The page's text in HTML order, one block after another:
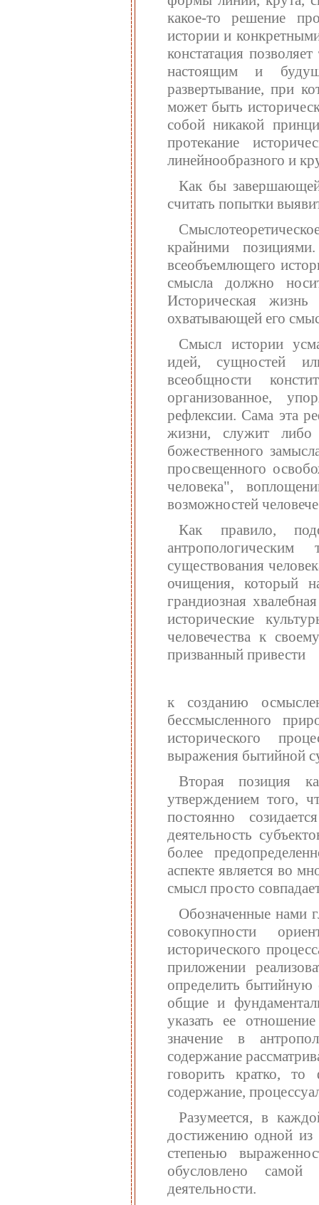
какое-то решение
истории и
констатация
настоящим и
развертывание, при
может быть
собой никакой
протекание
линейнообразного и
Как бы
считать попытки
крайними
всеобъемлющего
смысла должно
Историческая
охватывающей его
Смысл истории
идей, сущностей
всеобщности
организованное,
рефлексии. Сама эта
жизни, служит либо
божественного
просвещенного
человека",
возможностей
Как правило,
антропологическим
существования
очищения, который
грандиозная
исторические
человечества к
призванный привести
к созданию
бессмысленного
исторического
выражения бытийной
Вторая позиция
утверждением того,
постоянно
деятельность
более
аспекте является во
смысл просто
Обозначенные нами
совокупности
исторического
приложении
определить бытийную
общие и
указать ее
значение в
содержание
говорить кратко, то
содержание,
Разумеется, в
достижению одной из
степенью
обусловлено самой
деятельности.